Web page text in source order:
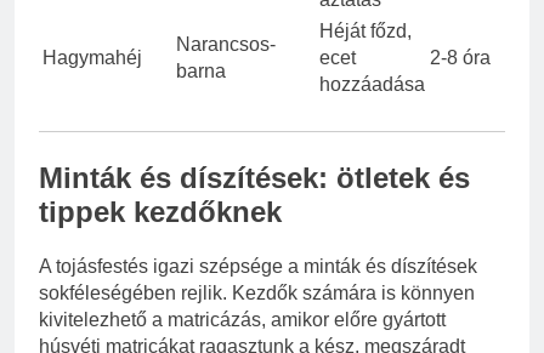
Hagymahéj
Narancsos-
barna
Héját főzd,
ecet
hozzáadása
2-8 óra
Minták és díszítések: ötletek és
tippek kezdőknek
A tojásfestés igazi szépsége a minták és díszítések
sokféleségében rejlik. Kezdők számára is könnyen
kivitelezhető a matricázás, amikor előre gyártott
húsvéti matricákat ragasztunk a kész, megszáradt